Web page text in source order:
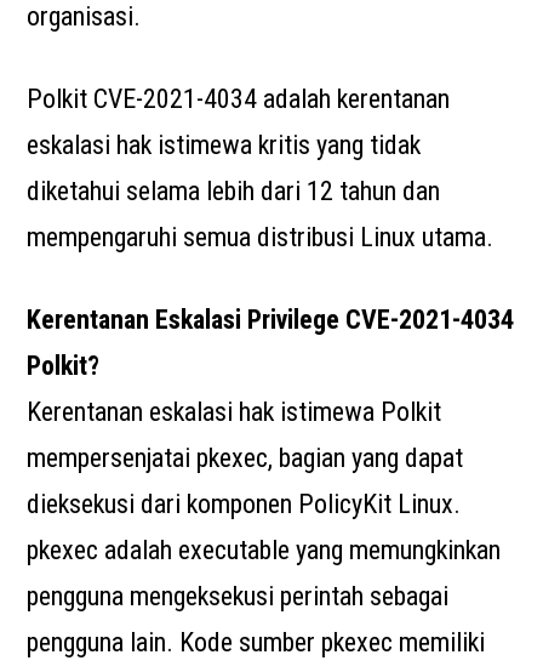
organisasi.
Polkit CVE-2021-4034 adalah kerentanan
eskalasi hak istimewa kritis yang tidak
diketahui selama lebih dari 12 tahun dan
mempengaruhi semua distribusi Linux utama.
Kerentanan Eskalasi Privilege CVE-2021-4034
Polkit?
Kerentanan eskalasi hak istimewa Polkit
mempersenjatai pkexec, bagian yang dapat
dieksekusi dari komponen PolicyKit Linux.
pkexec adalah executable yang memungkinkan
pengguna mengeksekusi perintah sebagai
pengguna lain. Kode sumber pkexec memiliki